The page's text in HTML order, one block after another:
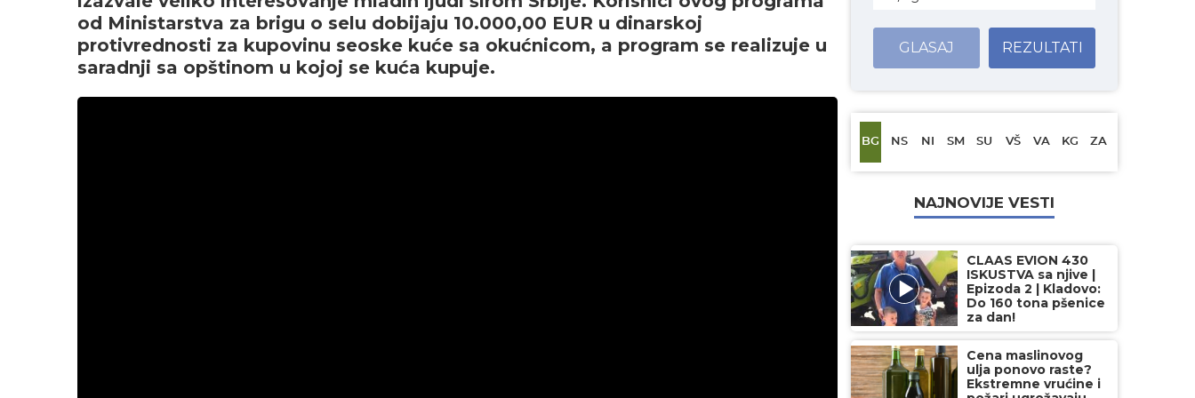
od Ministarstva za brigu o selu dobijaju 10.000,00 EUR u dinarskoj
protivrednosti za kupovinu seoske kuće sa okućnicom, a program se realizuje u
saradnji sa opštinom u kojoj se kuća kupuje.
GLASAJ REZULTATI
BG NS NI SM SU VŠ VA KG ZA
NAJNOVIJE VESTI
CLAAS EVION 430
ISKUSTVA sa njive |
Epizoda 2 | Kladovo:
Do 160 tona pšenice
za dan!
Cena maslinovog
ulja ponovo raste?
Ekstremne vrućine i